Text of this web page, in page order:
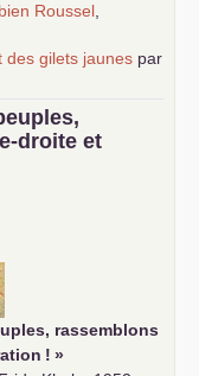
Roussel
des gilets jaunes par
marxisme est la
et ouvrier
droite et
rassemblons
! »